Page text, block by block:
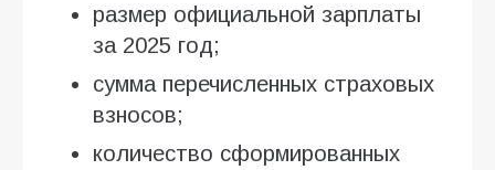
размер официальной зарплаты
за 2025 год;
сумма перечисленных страховых
взносов;
количество сформированных